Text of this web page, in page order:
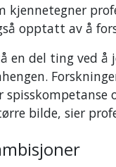
kjennetegner
opptatt av å
en del ting ved å
bilde, sier